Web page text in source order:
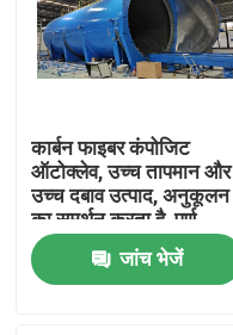
उत्पाद
हमारे बारे में
कारखाने का दौरा
कार्बन फाइबर कंपोजिट
ऑटोक्लेव, उच्च तापमान और
उच्च दबाव उत्पाद, अनुकूलन
का समर्थन करता है, पूर्ण
प्रणाली
जांच भेजें